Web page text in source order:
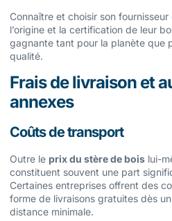
Connaître et choisir son
l’origine et la certification de leur
gagnante tant pour la planète que
qualité.
Frais de livraison et
annexes
Coûts de transport
Outre le prix du stère de bois lui-
constituent souvent une part
Certaines entreprises offrent des
forme de livraisons gratuites dès
distance minimale.